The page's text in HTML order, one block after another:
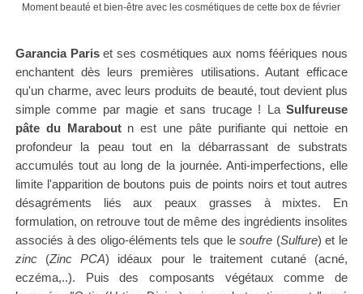
Moment beauté et bien-être avec les cosmétiques de cette box de février
Garancia Pariset ses cosmétiques aux noms féériques nous
enchantent dès leurs premières utilisations. Autant efficace
qu'un charme, avec leurs produits de beauté, tout devient plus
simple comme par magie et sans trucage ! LaSulfureuse
pâte du Maraboutn est une pâte purifiante qui nettoie en
profondeur la peau tout en la débarrassant de substrats
accumulés tout au long de la journée. Anti-imperfections, elle
limite l'apparition de boutons puis de points noirs et tout autres
désagréments liés aux peaux grasses à mixtes. En
formulation, on retrouve tout de même des ingrédients insolites
associés à des oligo-éléments tels que lesoufre (Sulfure) et le
zinc(Zinc PCA) idéaux pour le traitement cutané (acné,
eczéma,..). Puis des
composants végétaux comme de